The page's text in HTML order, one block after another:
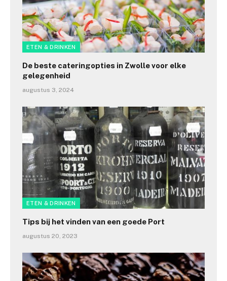
ETEN & DRINKEN
De beste cateringopties in Zwolle voor elke
gelegenheid
augustus 3, 2024
ETEN & DRINKEN
Tips bij het vinden van een goede Port
augustus 20, 2023